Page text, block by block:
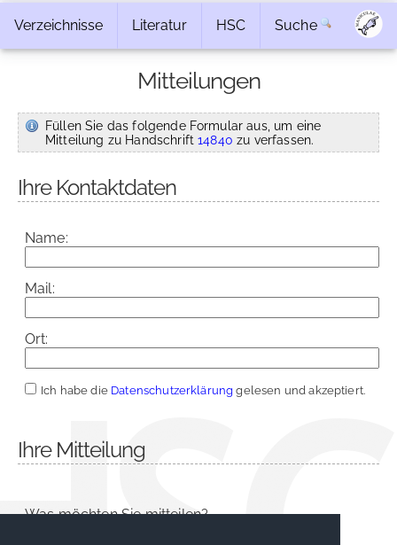
Verzeichnisse Literatur HSC Suche
Mitteilungen
Füllen Sie das folgende Formular aus, um eine
Mitteilung zu Handschrift14840 zu verfassen.
Ihre Kontaktdaten
Name:
Mail:
Ort:
Ich habe die Datenschutzerklärung gelesen und akzeptiert.
Ihre Mitteilung
Was möchten Sie mitteilen?